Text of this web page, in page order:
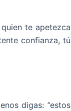
te apetezca
confianza, tú
digas: ”estos